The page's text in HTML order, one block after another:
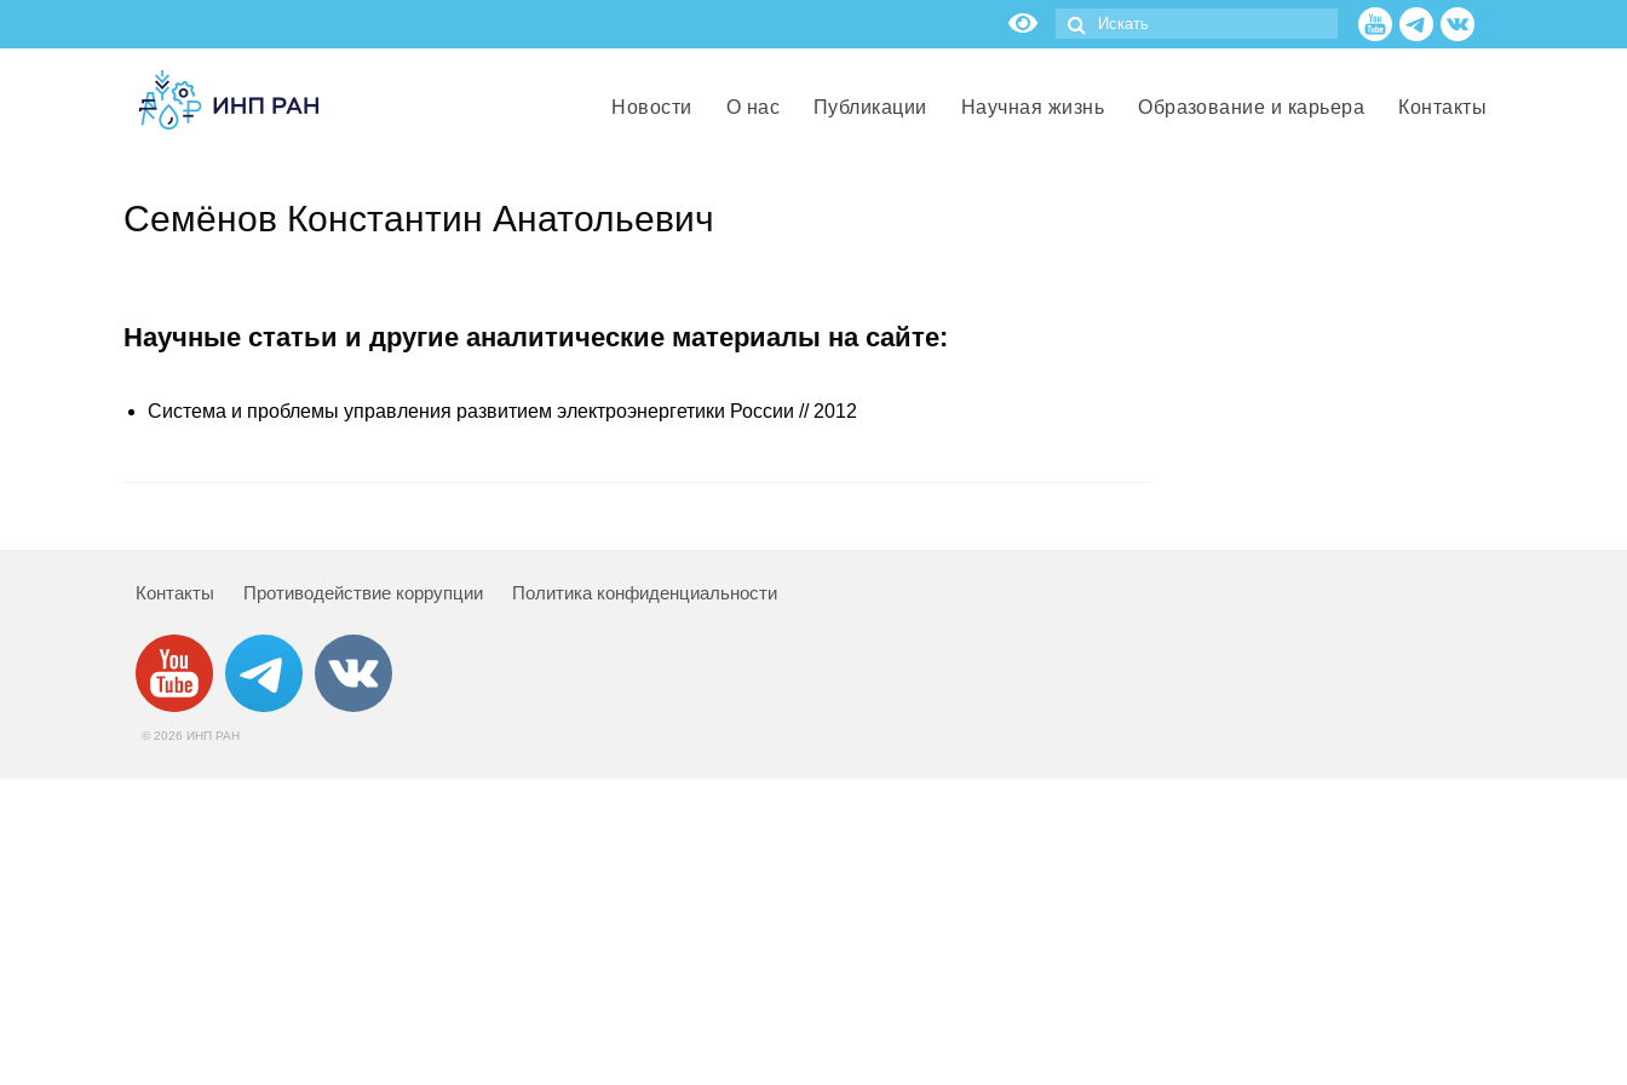
Новости О нас Публикации Научная жизнь Образование и карьера Контакты
Семёнов Константин Анатольевич
Научные статьи и другие аналитические материалы на сайте:
Система и проблемы управления развитием электроэнергетики России // 2012
Контакты Противодействие коррупции Политика конфиденциальности
© 2026 ИНП РАН